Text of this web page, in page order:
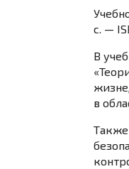
с. —
В
в
Также